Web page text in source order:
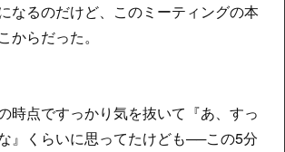
なるのだけど、このミーティングの本
からだった。
時点ですっかり気を抜いて『あ、すっ
』くらいに思ってたけども──この5分